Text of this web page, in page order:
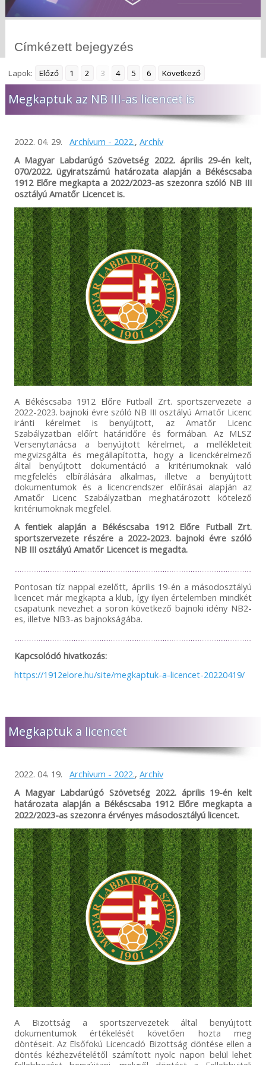
Címkézett bejegyzés
Lapok: Előző 1 2 3 4 5 6 Következő
Megkaptuk az NB III-as licencet is
2022. 04. 29. Archívum - 2022., Archív
A Magyar Labdarúgó Szövetség 2022. április 29-én kelt,
070/2022. ügyiratszámú határozata alapján a Békéscsaba
1912 Előre megkapta a 2022/2023-as szezonra szóló NB III
osztályú Amatőr Licencet is.
A Békéscsaba 1912 Előre Futball Zrt. sportszervezete a
2022-2023. bajnoki évre szóló NB III osztályú Amatőr Licenc
iránti kérelmet is benyújtott, az Amatőr Licenc
Szabályzatban előírt határidőre és formában. Az MLSZ
Versenytanácsa a benyújtott kérelmet, a mellékleteit
megvizsgálta és megállapította, hogy a licenckérelmező
által benyújtott dokumentáció a kritériumoknak való
megfelelés elbírálására alkalmas, illetve a benyújtott
dokumentumok és a licencrendszer előírásai alapján az
Amatőr Licenc Szabályzatban meghatározott kötelező
kritériumoknak megfelel.
A fentiek alapján a Békéscsaba 1912 Előre Futball Zrt.
sportszervezete részére a 2022-2023. bajnoki évre szóló
NB III osztályú Amatőr Licencet is megadta.
Pontosan tíz nappal ezelőtt, április 19-én a másodosztályú
licencet már megkapta a klub, így ilyen értelemben mindkét
csapatunk nevezhet a soron következő bajnoki idény NB2-
es, illetve NB3-as bajnokságába.
Kapcsolódó hivatkozás:
https://1912elore.hu/site/megkaptuk-a-licencet-20220419/
Megkaptuk a licencet
2022. 04. 19. Archívum - 2022., Archív
A Magyar Labdarúgó Szövetség 2022. április 19-én kelt
határozata alapján a Békéscsaba 1912 Előre megkapta a
2022/2023-as szezonra érvényes másodosztályú licencet.
A Bizottság a sportszervezetek által benyújtott
dokumentumok értékelését követően hozta meg
döntéseit. Az Elsőfokú Licencadó Bizottság döntése ellen a
döntés kézhezvételétől számított nyolc napon belül lehet